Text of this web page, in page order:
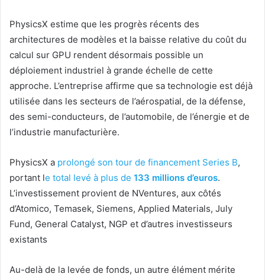
PhysicsX estime que les progrès récents des
architectures de modèles et la baisse relative du coût du
calcul sur GPU rendent désormais possible un
déploiement industriel à grande échelle de cette
approche. L’entreprise affirme que sa technologie est déjà
utilisée dans les secteurs de l’aérospatial, de la défense,
des semi-conducteurs, de l’automobile, de l’énergie et de
l’industrie manufacturière.
PhysicsX a prolongé son tour de financement Series B,
portant le total levé à plus de 133 millions d’euros.
L’investissement provient de NVentures, aux côtés
d’Atomico, Temasek, Siemens, Applied Materials, July
Fund, General Catalyst, NGP et d’autres investisseurs
existants
Au-delà de la levée de fonds, un autre élément mérite